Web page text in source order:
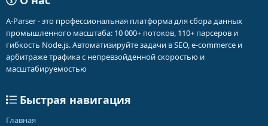
A-Parser - это профессиональная платформа для сбора данных
промышленного масштаба: 10 000+ потоков, 110+ парсеров и
гибкость Node.js. Автоматизируйте задачи в SEO, e-commerce и
арбитраже трафика с непревзойденной скоростью и
масштабируемостью
Быстрая навигация
Главная